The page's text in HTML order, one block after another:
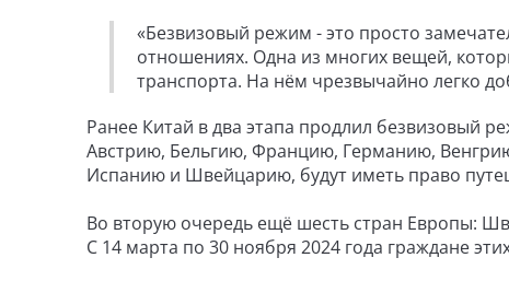
«Безвизовый режим - это просто
отношениях. Одна из многих вещей,
транспорта. На нём чрезвычайно легко
Ранее Китай в два этапа продлил безвизовый
Австрию, Бельгию, Францию, Германию,
Испанию и Швейцарию, будут иметь право
Во вторую очередь ещё шесть стран Европы:
С 14 марта по 30 ноября 2024 года граждане